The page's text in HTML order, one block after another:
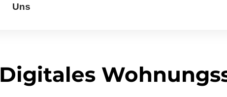
Uns
Digitales